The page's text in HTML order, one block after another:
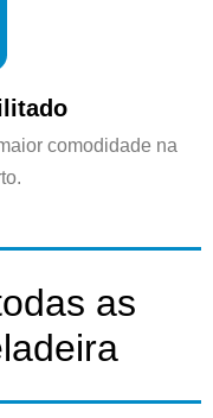
comodidade na
as